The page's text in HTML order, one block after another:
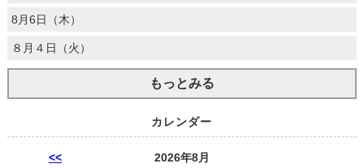
8月6日（木）
８月４日（火）
もっとみる
カレンダー
<<
2026年8月